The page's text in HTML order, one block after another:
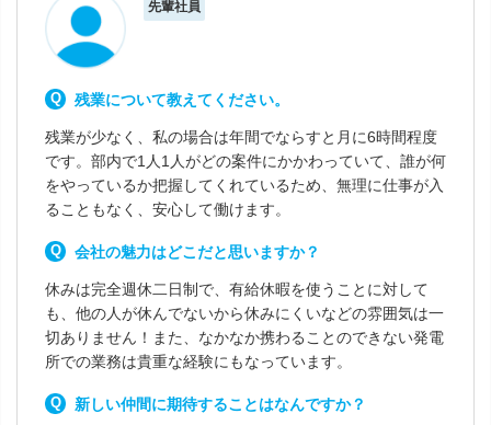
先輩社員
残業について教えてください。
残業が少なく、私の場合は年間でならすと月に6時間程度
です。部内で1人1人がどの案件にかかわっていて、誰が何
をやっているか把握してくれているため、無理に仕事が入
ることもなく、安心して働けます。
会社の魅力はどこだと思いますか？
休みは完全週休二日制で、有給休暇を使うことに対して
も、他の人が休んでないから休みにくいなどの雰囲気は一
切ありません！また、なかなか携わることのできない発電
所での業務は貴重な経験にもなっています。
新しい仲間に期待することはなんですか？